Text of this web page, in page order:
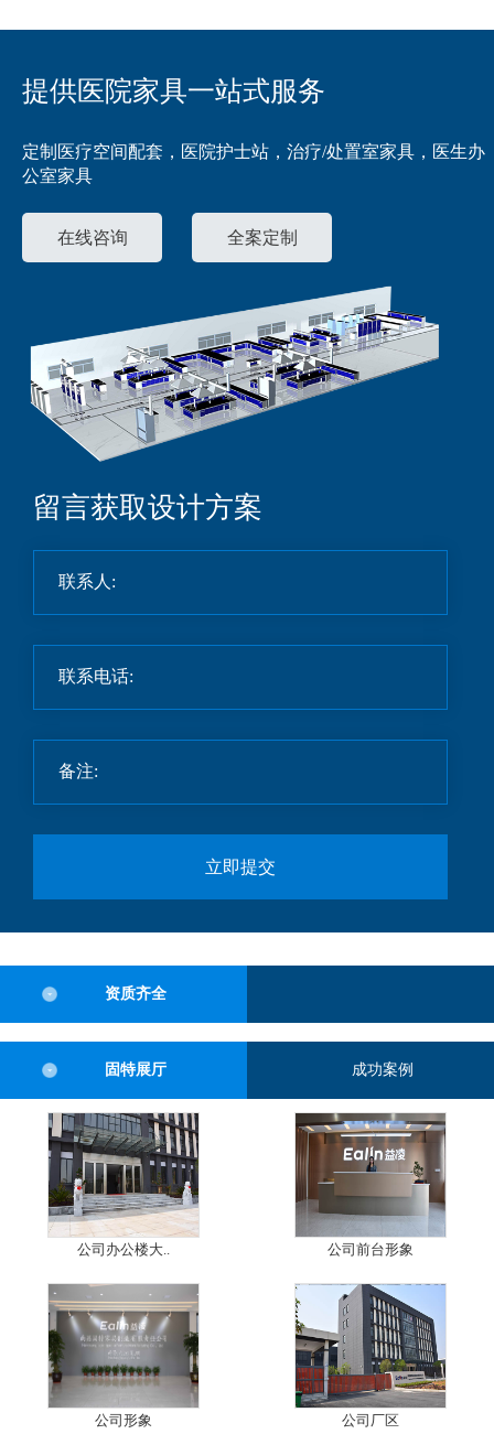
提供医院家具一站式服务
定制医疗空间配套，医院护士站，治疗/处置室家具，医生办
公室家具
在线咨询 全案定制
留言获取设计方案
立即提交
资质齐全
固特展厅 成功案例
公司办公楼大.. 公司前台形象
公司形象 公司厂区